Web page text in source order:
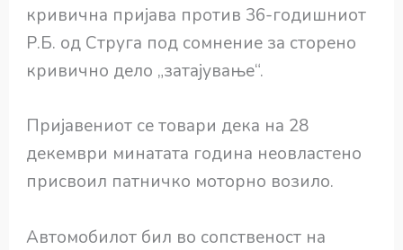
кривична пријава против 36-годишниот
Р.Б. од Струга под сомнение за сторено
кривично дело „затајување“.
Пријавениот се товари дека на 28
декември минатата година неовластено
присвоил патничко моторно возило.
Автомобилот бил во сопственост на